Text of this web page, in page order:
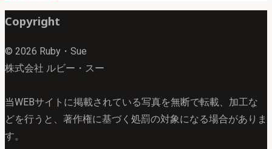
家
マ
ス
ペ
Copyright
© 2026 Ruby・Sue
株式会社 ルビー・スー
当WEBサイトに掲載されている写真を無断で転載、加工な
どを行うと、著作権に基づく処罰の対象になる場合がありま
す。